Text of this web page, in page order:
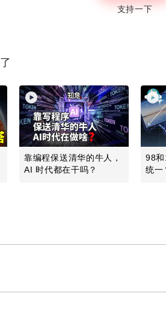
支持一下
靠编程保送清华的牛人，
AI 时代都在干吗？
98
统一